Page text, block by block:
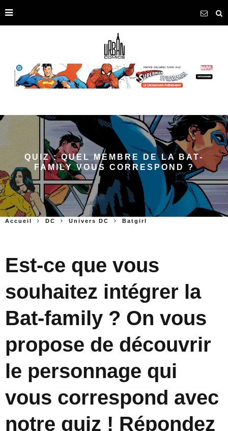
QUIZ : QUEL MEMBRE DE LA BAT-
FAMILY VOUS CORRESPOND ?
Accueil DC Univers DC Batgirl
Est-ce que vous
souhaitez intégrer la
Bat-family ? On vous
propose de découvrir
le personnage qui
vous correspond avec
notre quiz ! Répondez